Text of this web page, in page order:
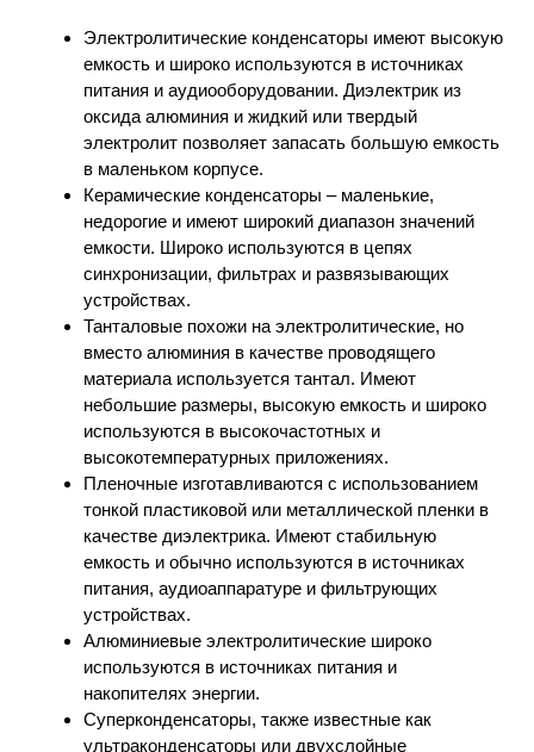
Электролитические конденсаторы имеют высокую
емкость и широко используются в источниках
питания и аудиооборудовании. Диэлектрик из
оксида алюминия и жидкий или твердый
электролит позволяет запасать большую емкость
в маленьком корпусе.
Керамические конденсаторы – маленькие,
недорогие и имеют широкий диапазон значений
емкости. Широко используются в цепях
синхронизации, фильтрах и развязывающих
устройствах.
Танталовые похожи на электролитические, но
вместо алюминия в качестве проводящего
материала используется тантал. Имеют
небольшие размеры, высокую емкость и широко
используются в высокочастотных и
высокотемпературных приложениях.
Пленочные изготавливаются с использованием
тонкой пластиковой или металлической пленки в
качестве диэлектрика. Имеют стабильную
емкость и обычно используются в источниках
питания, аудиоаппаратуре и фильтрующих
устройствах.
Алюминиевые электролитические широко
используются в источниках питания и
накопителях энергии.
Суперконденсаторы, также известные как
ультраконденсаторы или двухслойные